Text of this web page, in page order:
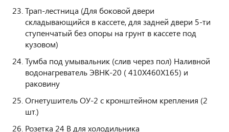
Трап-лестница (Для боковой двери
складывающийся в кассете, для задней двери 5-ти
ступенчатый без опоры на грунт в кассете под
кузовом)
Тумба под умывальник (слив через пол) Наливной
водонагреватель ЭВНК-20 ( 410Х460Х165) и
раковину
Огнетушитель ОУ-2 с кронштейном крепления (2
шт.)
Розетка 24 В для холодильника